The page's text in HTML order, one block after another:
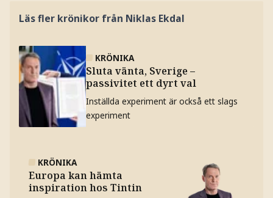
Läs fler krönikor från Niklas Ekdal
KRÖNIKA
Sluta vänta, Sverige –
passivitet ett dyrt val
Inställda experiment är också ett slags
experiment
KRÖNIKA
Europa kan hämta
inspiration hos Tintin